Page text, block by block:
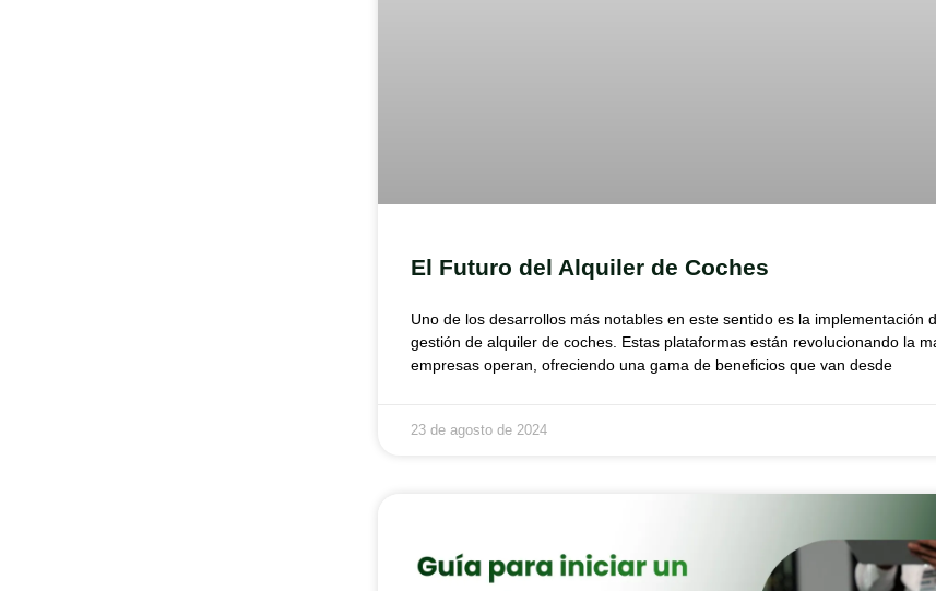
El Futuro del Alquiler de Coches
Uno de los desarrollos más notables en este sentido es la implementación
gestión de alquiler de coches. Estas plataformas están revolucionando la
empresas operan, ofreciendo una gama de beneficios que van desde
23 de agosto de 2024